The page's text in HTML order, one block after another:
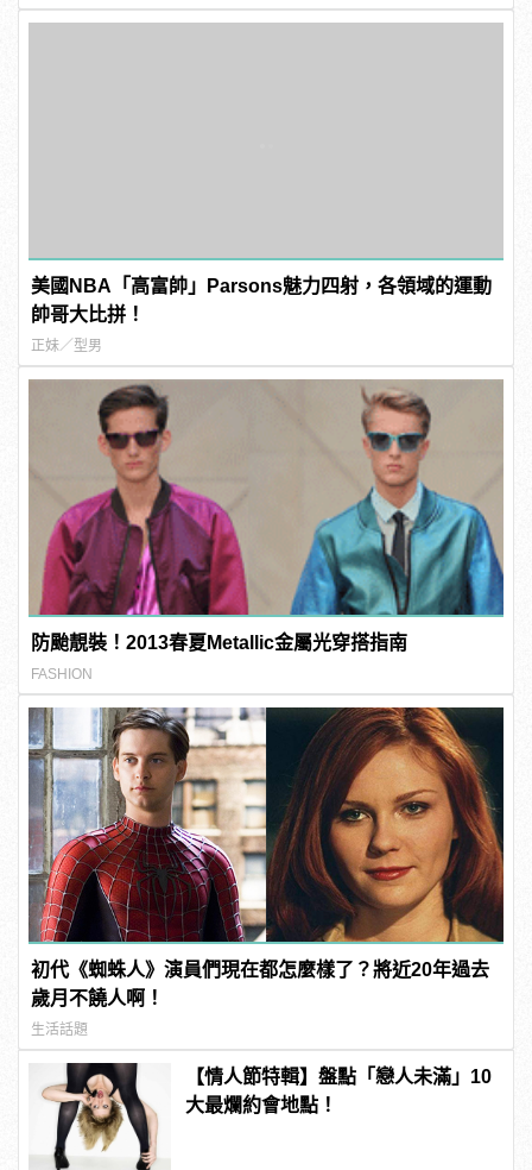
美國NBA「高富帥」Parsons魅力四射，各領域的運動
帥哥大比拼！
正妹／型男
防颱靚裝！2013春夏Metallic金屬光穿搭指南
FASHION
初代《蜘蛛人》演員們現在都怎麼樣了？將近20年過去
歲月不饒人啊！
生活話題
【情人節特輯】盤點「戀人未滿」10
大最爛約會地點！